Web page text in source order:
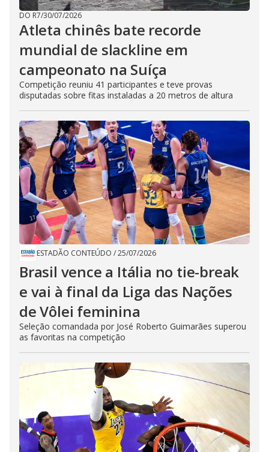
DO R7/30/07/2026
Atleta chinês bate recorde
mundial de slackline em
campeonato na Suíça
Competição reuniu 41 participantes e teve provas
disputadas sobre fitas instaladas a 20 metros de altura
ESTADÃO CONTEÚDO /25/07/2026
Brasil vence a Itália no tie-break
e vai à final da Liga das Nações
de Vôlei feminina
Seleção comandada por José Roberto Guimarães superou
as favoritas na competição